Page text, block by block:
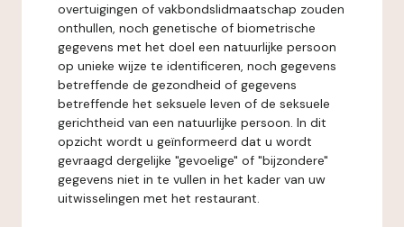
overtuigingen of vakbondslidmaatschap zouden
onthullen, noch genetische of biometrische
gegevens met het doel een natuurlijke persoon
op unieke wijze te identificeren, noch gegevens
betreffende de gezondheid of gegevens
betreffende het seksuele leven of de seksuele
gerichtheid van een natuurlijke persoon. In dit
opzicht wordt u geïnformeerd dat u wordt
gevraagd dergelijke "gevoelige" of "bijzondere"
gegevens niet in te vullen in het kader van uw
uitwisselingen met het restaurant.